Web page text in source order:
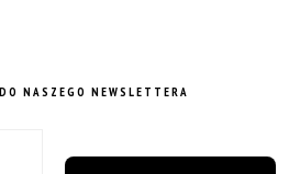
NASZEGO NEWSLETTERA